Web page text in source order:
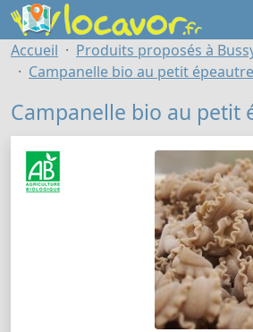
Accueil
Produits proposés à
Campanelle bio au petit épeautre
Campanelle bio au petit